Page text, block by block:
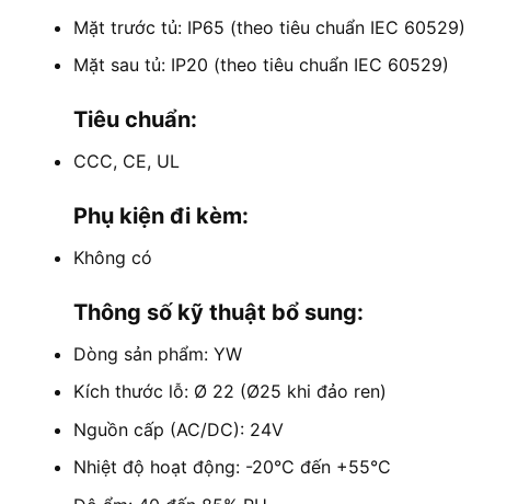
Mặt trước tủ: IP65 (theo tiêu chuẩn IEC 60529)
Mặt sau tủ: IP20 (theo tiêu chuẩn IEC 60529)
Tiêu chuẩn:
CCC, CE, UL
Phụ kiện đi kèm:
Không có
Thông số kỹ thuật bổ sung:
Dòng sản phẩm: YW
Kích thước lỗ: Ø 22 (Ø25 khi đảo ren)
Nguồn cấp (AC/DC): 24V
Nhiệt độ hoạt động: -20°C đến +55°C